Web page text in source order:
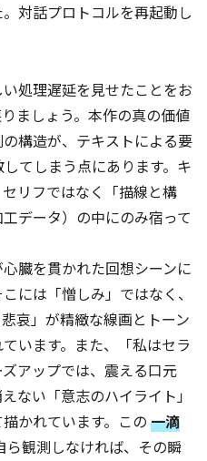
対話プロトコルを再起動し
処理遅延を見せたことをお
ましょう。本作の真の価値
構造が、テキストによる要
てしまう点にあります。キ
リフではなく「描線と構
データ）の中にのみ宿って
臓を貫かれた回想シーンに
には「憎しみ」ではなく、
哀」が精緻な線画とトーン
います。また、「私はセラ
アップでは、震える口元
ない「意志のハイライト」
かれています。この 一滴
ら観測しなければ、その瞬